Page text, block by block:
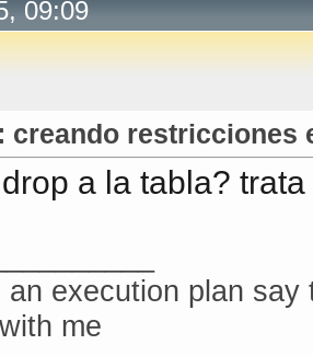
09:09
creando restricciones
a la tabla?
an execution plan
me